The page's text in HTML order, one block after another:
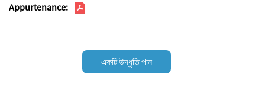
Appurtenance:
একটি উদ্ধৃতি পান